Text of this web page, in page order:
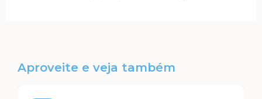
Aproveite e veja também